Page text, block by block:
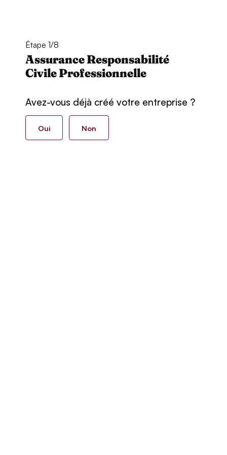
Étape 1/8
Assurance Responsabilité
Civile Professionnelle
Avez-vous déjà créé votre entreprise ?
Oui Non